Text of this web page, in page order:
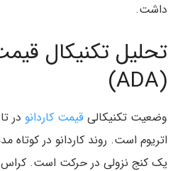
داشت.
تحلیل تکنیکال
(ADA)
وضعیت تکنیکالی قیمت کاردانو
اتریوم است. روند کاردانو در
یک کنج نزولی در حرکت است. کراس